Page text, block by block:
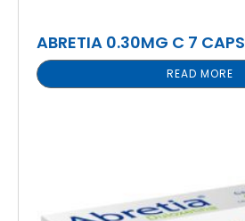
ABRETIA 0.30MG C 7 CAPS
READ MORE